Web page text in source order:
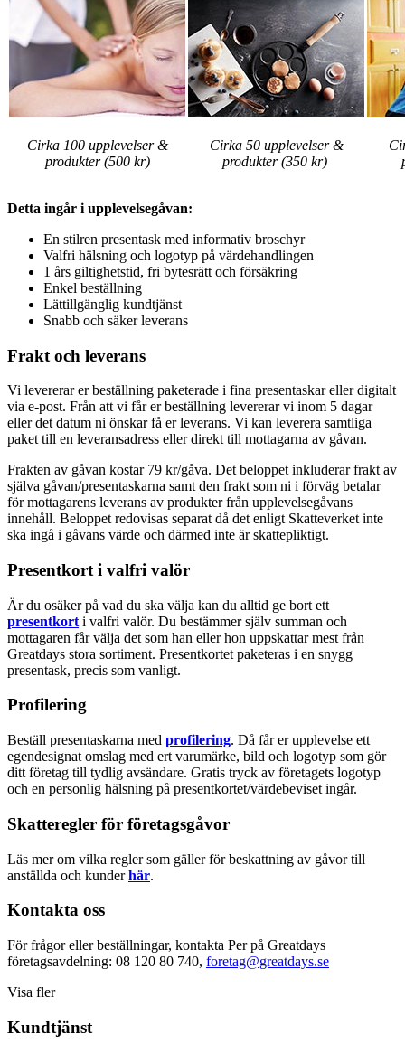
Cirka 100 upplevelser &
produkter (500 kr)
Cirka 50 upplevelser &
produkter (350 kr)
Detta ingår i upplevelsegåvan:
En stilren presentask med informativ broschyr
Valfri hälsning och logotyp på värdehandlingen
1 års giltighetstid, fri bytesrätt och försäkring
Enkel beställning
Lättillgänglig kundtjänst
Snabb och säker leverans
Frakt och leverans
Vi levererar er beställning paketerade i fina presentaskar eller digitalt
via e-post. Från att vi får er beställning levererar vi inom 5 dagar
eller det datum ni önskar få er leverans. Vi kan leverera samtliga
paket till en leveransadress eller direkt till mottagarna av gåvan.
Frakten av gåvan kostar 79 kr/gåva. Det beloppet inkluderar frakt av
själva gåvan/presentaskarna samt den frakt som ni i förväg betalar
för mottagarens leverans av produkter från upplevelsegåvans
innehåll. Beloppet redovisas separat då det enligt Skatteverket inte
ska ingå i gåvans värde och därmed inte är skattepliktigt.
Presentkort i valfri valör
Är du osäker på vad du ska välja kan du alltid ge bort ett
presentkort i valfri valör. Du bestämmer själv summan och
mottagaren får välja det som han eller hon uppskattar mest från
Greatdays stora sortiment. Presentkortet paketeras i en snygg
presentask, precis som vanligt.
Profilering
Beställ presentaskarna med profilering. Då får er upplevelse ett
egendesignat omslag med ert varumärke, bild och logotyp som gör
ditt företag till tydlig avsändare. Gratis tryck av företagets logotyp
och en personlig hälsning på presentkortet/värdebeviset ingår.
Skatteregler för företagsgåvor
Läs mer om vilka regler som gäller för beskattning av gåvor till
anställda och kunderhär.
Kontakta oss
För frågor eller beställningar, kontakta Per på Greatdays
företagsavdelning: 08 120 80 740, foretag@greatdays.se
Visa fler
Kundtjänst